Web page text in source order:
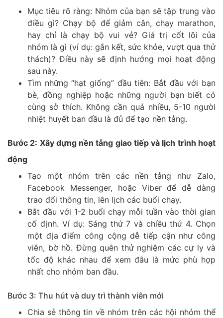
Mục tiêu rõ ràng: Nhóm của bạn sẽ tập trung vào
điều gì? Chạy bộ để giảm cân, chạy marathon,
hay chỉ là chạy bộ vui vẻ? Giá trị cốt lõi của
nhóm là gì (ví dụ: gắn kết, sức khỏe, vượt qua thử
thách)? Điều này sẽ định hướng mọi hoạt động
sau này.
Tìm những “hạt giống” đầu tiên: Bắt đầu với bạn
bè, đồng nghiệp hoặc những người bạn biết có
cùng sở thích. Không cần quá nhiều, 5-10 người
nhiệt huyết ban đầu là đủ để tạo nền tảng.
Bước 2: Xây dựng nền tảng giao tiếp và lịch trình hoạt
động
Tạo một nhóm trên các nền tảng như Zalo,
Facebook Messenger, hoặc Viber để dễ dàng
trao đổi thông tin, lên lịch các buổi chạy.
Bắt đầu với 1-2 buổi chạy mỗi tuần vào thời gian
cố định. Ví dụ: Sáng thứ 7 và chiều thứ 4. Chọn
một địa điểm công cộng dễ tiếp cận như công
viên, bờ hồ. Đừng quên thử nghiệm các cự ly và
tốc độ khác nhau để xem đâu là mức phù hợp
nhất cho nhóm ban đầu.
Bước 3: Thu hút và duy trì thành viên mới
Chia sẻ thông tin về nhóm trên các hội nhóm thể